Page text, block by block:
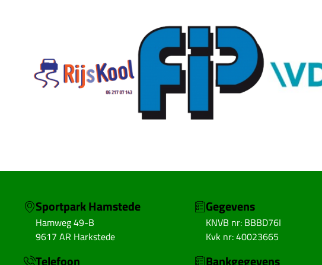
Sportpark Hamstede
Hamweg 49-B
9617 AR Harkstede
Telefoon
Gegevens
KNVB nr: BBBD76I
Kvk nr: 40023665
Bankgegevens